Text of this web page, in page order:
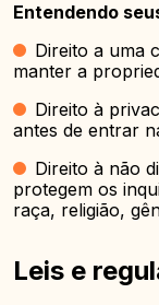
Entendendo
Direito a uma
manter a
Direito à
antes de entrar
Direito à não
protegem os
raça, religião,
Leis e